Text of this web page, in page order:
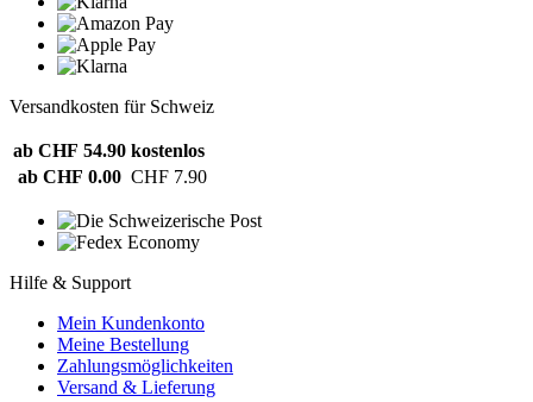
Versandkosten für Schweiz
ab CHF 54.90 kostenlos
ab CHF 0.00 CHF 7.90
Hilfe & Support
Mein Kundenkonto
Meine Bestellung
Zahlungsmöglichkeiten
Versand & Lieferung